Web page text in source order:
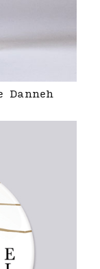
Danneh